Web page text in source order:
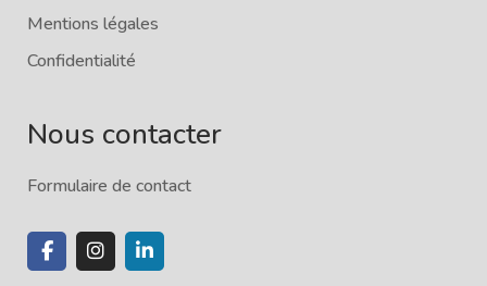
Mentions légales
Confidentialité
Nous contacter
Formulaire de contact